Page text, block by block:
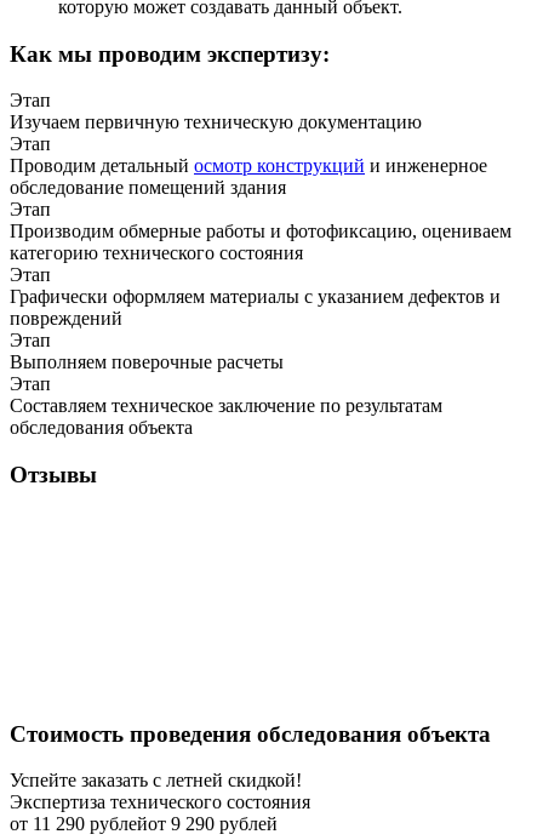
которую может создавать данный объект.
Как мы проводим экспертизу:
Этап
Изучаем первичную техническую документацию
Этап
Проводим детальный осмотр конструкций и инженерное
обследование помещений здания
Этап
Производим обмерные работы и фотофиксацию, оцениваем
категорию технического состояния
Этап
Графически оформляем материалы с указанием дефектов и
повреждений
Этап
Выполняем поверочные расчеты
Этап
Составляем техническое заключение по результатам
обследования объекта
Отзывы
Стоимость проведения обследования объекта
Успейте заказать с летней скидкой!
Экспертиза технического состояния
от 11 290 рублейот 9 290 рублей